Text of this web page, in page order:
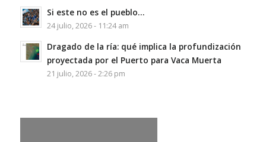
Si este no es el pueblo…
24 julio, 2026 - 11:24 am
Dragado de la ría: qué implica la profundización
proyectada por el Puerto para Vaca Muerta
21 julio, 2026 - 2:26 pm